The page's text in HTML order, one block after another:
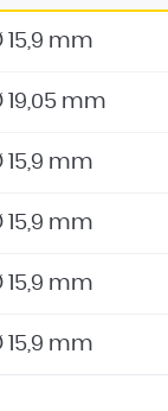
15,9 mm
19,05 mm
15,9 mm
15,9 mm
15,9 mm
15,9 mm